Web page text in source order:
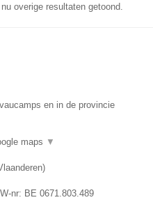
overige resultaten getoond.
en in de provincie
maps ▼
)
nr: BE 0671.803.489